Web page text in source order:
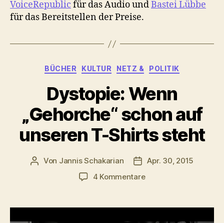
VoiceRepublic für das Audio undBastei Lübbe
für das Bereitstellen der Preise.
Kategorien
BÜCHER KULTUR NETZ & POLITIK
Dystopie: Wenn
„Gehorche“ schon auf
unseren T-Shirts steht
Beitragsautor
Von Jannis Schakarian
Apr. 30, 2015
4 Kommentarezu
„Gehorche“
schon